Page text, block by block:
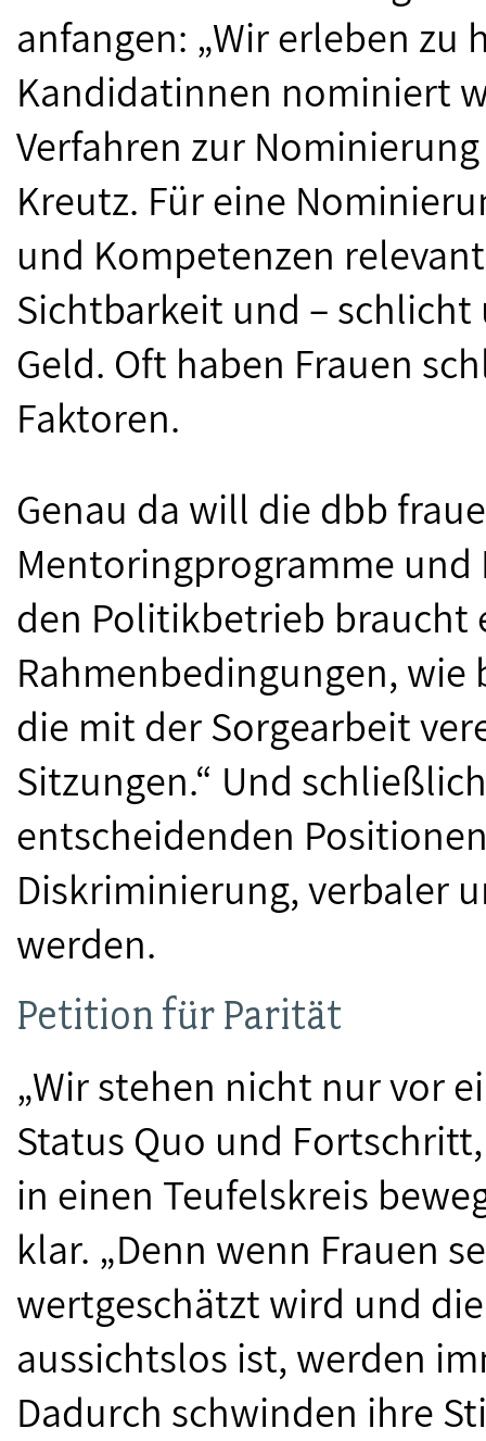
anfangen: „Wir erleben zu
Kandidatinnen nominiert
Verfahren zur
Kreutz. Für eine
und Kompetenzen
Sichtbarkeit und –
Geld. Oft haben Frauen
Faktoren.
Genau da will die dbb
Mentoringprogramme und
den Politikbetrieb braucht
Rahmenbedingungen,
die mit der Sorgearbeit
Sitzungen.“ Und
entscheidenden
Diskriminierung, verbaler
werden.
Petition für Parität
„Wir stehen nicht nur vor
Status Quo und
in einen Teufelskreis
klar. „Denn wenn Frauen
wertgeschätzt wird und
aussichtslos ist, werden
Dadurch schwinden ihre